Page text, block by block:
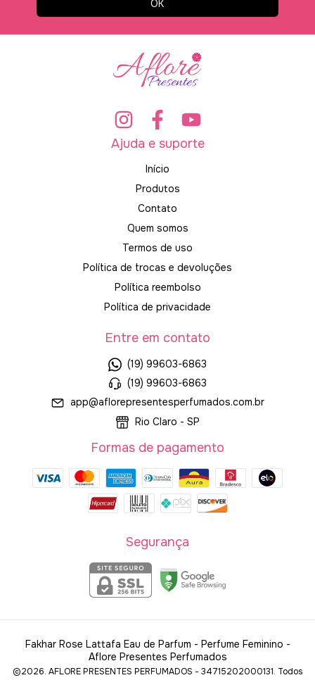
Ajuda e suporte
Início
Produtos
Contato
Quem somos
Termos de uso
Política de trocas e devoluções
Política reembolso
Política de privacidade
Entre em contato
(19) 99603-6863
(19) 99603-6863
app@aflorepresentesperfumados.com.br
Rio Claro - SP
Formas de pagamento
Segurança
Fakhar Rose Lattafa Eau de Parfum - Perfume Feminino -
Aflore Presentes Perfumados
©2026. AFLORE PRESENTES PERFUMADOS - 34715202000131. Todos